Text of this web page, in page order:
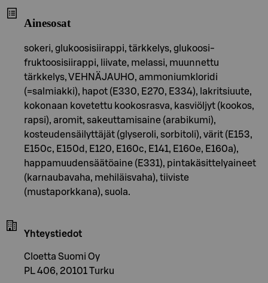
Ainesosat
sokeri, glukoosisiirappi, tärkkelys, glukoosi-
fruktoosisiirappi, liivate, melassi, muunnettu
tärkkelys, VEHNÄJAUHO, ammoniumkloridi
(=salmiakki), hapot (E330, E270, E334), lakritsiuute,
kokonaan kovetettu kookosrasva, kasviöljyt (kookos,
rapsi), aromit, sakeuttamisaine (arabikumi),
kosteudensäilyttäjät (glyseroli, sorbitoli), värit (E153,
E150c, E150d, E120, E160c, E141, E160e, E160a),
happamuudensäätöaine (E331), pintakäsittelyaineet
(karnaubavaha, mehiläisvaha), tiiviste
(mustaporkkana), suola.
Yhteystiedot
Cloetta Suomi Oy
PL 406, 20101 Turku